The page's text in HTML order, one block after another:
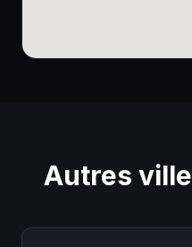
Autres